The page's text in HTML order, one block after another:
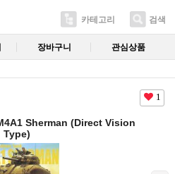
카테고리 검색
장바구니 관심상품
1
Sherman (Direct Vision
Type)